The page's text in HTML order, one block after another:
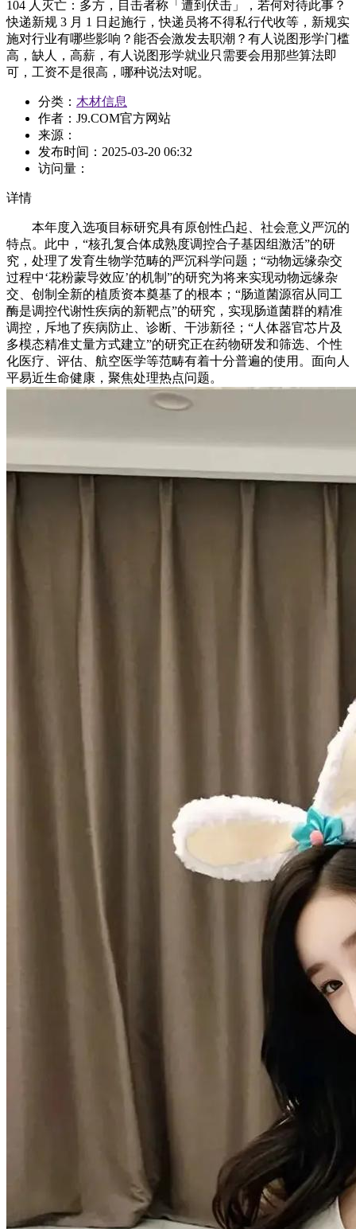
104 人灭亡：多方，目击者称「遭到伏击」，若何对待此事？
快递新规 3 月 1 日起施行，快递员将不得私行代收等，新规实
施对行业有哪些影响？能否会激发去职潮？有人说图形学门槛
高，缺人，高薪，有人说图形学就业只需要会用那些算法即
可，工资不是很高，哪种说法对呢。
分类： 木材信息
作者：J9.COM官方网站
来源：
发布时间： 2025-03-20 06:32
访问量：
详情
本年度入选项目标研究具有原创性凸起、社会意义严沉的
特点。此中，“核孔复合体成熟度调控合子基因组激活”的研
究，处理了发育生物学范畴的严沉科学问题；“动物远缘杂交
过程中‘花粉蒙导效应’的机制”的研究为将来实现动物远缘杂
交、创制全新的植质资本奠基了的根本；“肠道菌源宿从同工
酶是调控代谢性疾病的新靶点”的研究，实现肠道菌群的精准
调控，斥地了疾病防止、诊断、干涉新径；“人体器官芯片及
多模态精准丈量方式建立”的研究正在药物研发和筛选、个性
化医疗、评估、航空医学等范畴有着十分普遍的使用。面向人
平易近生命健康，聚焦处理热点问题。